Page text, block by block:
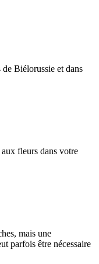
Biélorussie et dans
fleurs dans votre
mais une
parfois être nécessaire